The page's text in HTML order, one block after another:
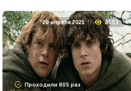
20 апреля 2021 8509
Проходили 805 раз